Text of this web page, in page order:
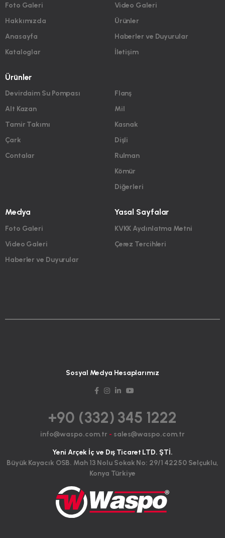
Foto Galeri
Hakkımızda
Anasayfa
Kataloglar
Video Galeri
Ürünler
Haberler ve Duyurular
İletişim
Ürünler
Devirdaim Su Pompası
Alt Kazan
Tamir Takımı
Çark
Contalar
Flanş
Mil
Kasnak
Dişli
Rulman
Kömür
Diğerleri
Medya
Foto Galeri
Video Galeri
Haberler ve Duyurular
Yasal Sayfalar
KVKK Aydınlatma Metni
Çerez Tercihleri
Sosyal Medya Hesaplarımız
+90 (332) 345 1222
info@waspo.com.tr - sales@waspo.com.tr
Yeni Arçek İç ve Dış Ticaret LTD. ŞTİ.
Büyük Kayacık OSB. Mah 13 Nolu Sokak No: 29/1 42250 Selçuklu,
Konya Türkiye